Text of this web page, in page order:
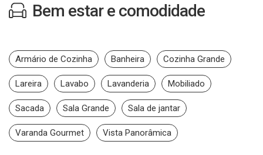
Bem estar e comodidade
Armário de Cozinha Banheira Cozinha Grande
Lareira Lavabo Lavanderia Mobiliado
Sacada Sala Grande Sala de jantar
Varanda Gourmet Vista Panorâmica